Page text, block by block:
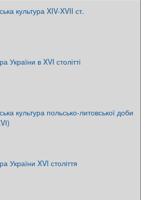
культура XIV-XVII ст.
України в XVI столітті
культура польсько-литовської доби
України XVI століття